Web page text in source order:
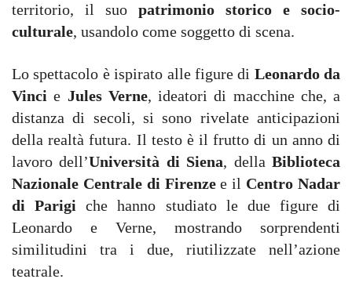
territorio, il suo patrimonio storico e socio-
culturale, usandolo come soggetto di scena.
Lo spettacolo è ispirato alle figure di Leonardo da
Vinci e Jules Verne, ideatori di macchine che, a
distanza di secoli, si sono rivelate anticipazioni
della realtà futura. Il testo è il frutto di un anno di
lavoro dell’Università di Siena, dellaBiblioteca
Nazionale Centrale di Firenzee il Centro Nadar
di Parigiche hanno studiato le due figure di
Leonardo e Verne, mostrando sorprendenti
similitudini tra i due, riutilizzate nell’azione
teatrale.